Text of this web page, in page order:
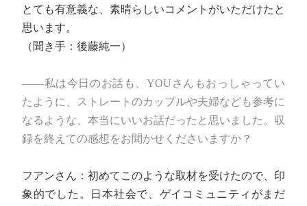
とても有意義な、素晴らしいコメントがいただけたと
思います。
（聞き手：後藤純一）
――私は今日のお話も、YOUさんもおっしゃってい
たように、ストレートのカップルや夫婦なども参考に
なるような、本当にいいお話だったと思いました。収
録を終えての感想をお聞かせくださいますか？
フアンさん：初めてこのような取材を受けたので、印
象的でした。日本社会で、ゲイコミュニティがまだ